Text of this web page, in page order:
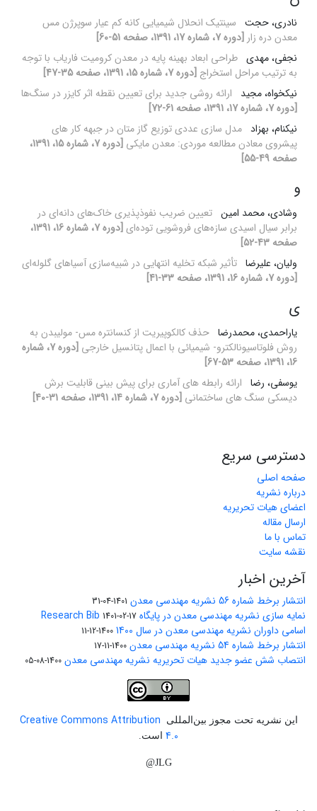
نادری، حجت سینتیک انحلال شیمیایی کانه کم عیار سوپرژن مس
معدن دره زار [دوره 7، شماره 17، 1391، صفحه 51-60]
نجفی، مهدی طراحی ابعاد بهینه پایه در معدن کرومیت فاریاب با توجه
به ترتیب مراحل استخراج [دوره 7، شماره 15، 1391، صفحه 35-47]
نیکخواه، مجید
ارائه روشی جدید برای تعیین نقطه اثر کایزر در سنگ‌ها
[دوره 7، شماره 17، 1391، صفحه 61-72]
نیکنام، بهزاد مدل سازی عددی توزیع گاز متان در جبهه کار های
پیشروی معادن مطالعه موردی: معدن مایکی
[دوره 7، شماره 15، 1391،
صفحه 49-55]
و
وشادی، محمد امین تعیین ضریب نفوذپذیری خاک‌های دانه‌ای در
برابر سیال اسیدی سازه‌های فروشویی توده‌ای
[دوره 7، شماره 16، 1391،
صفحه 43-52]
ولیان، علیرضا تأثیر شبکه تخلیه انتهایی در شبیه‌سازی آسیاهای گلوله‌ای
[دوره 7، شماره 16، 1391، صفحه 33-41]
ی
یاراحمدی، محمدرضا حذف کالکوپیریت از کنسانتره مس- مولیبدن به
روش فلوتاسیونالکترو- شیمیائی با اعمال پتانسیل خارجی
[دوره 7، شماره
16، 1391، صفحه 53-67]
یوسفی، رضا ارائه رابطه های آماری برای پیش بینی قابلیت برش
دیسکی سنگ های ساختمانی [دوره 7، شماره 14، 1391، صفحه 31-40]
دسترسی سریع
صفحه اصلی
درباره نشریه
اعضای هیات تحریریه
ارسال مقاله
تماس با ما
نقشه سایت
آخرین اخبار
انتشار برخط شماره 56 نشریه مهندسی معدن 1401-04-31
نمایه سازی نشریه مهندسی معدن در پایگاه Research Bib 1401-02-17
اسامی داوران نشریه مهندسی معدن در سال 1400 1400-12-11
انتشار برخط شماره 54 نشریه مهندسی معدن 1400-11-17
انتصاب شش عضو جدید هیات تحریریه نشریه مهندسی معدن 1400-08-05
این نشریه تحت مجوز بین‌المللی
Creative Commons Attribution
4.0 است.
JLG@